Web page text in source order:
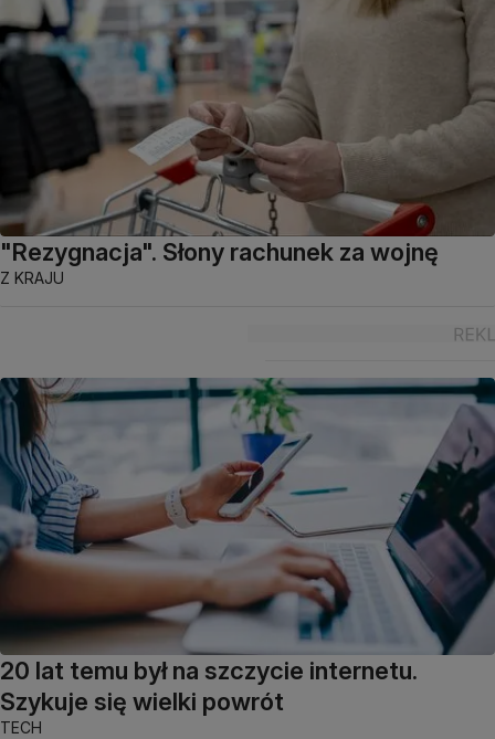
"Rezygnacja". Słony rachunek za wojnę
Z KRAJU
20 lat temu był na szczycie internetu.
Szykuje się wielki powrót
TECH